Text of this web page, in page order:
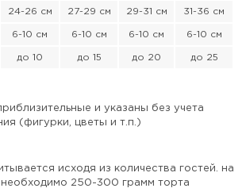
24-26 см 27-29 см 29-31 см 31-36 см
6-10 см 6-10 см 6-10 см 6-10 см
до 10 до 15 до 20 до 25
и указаны без учета
(фигурки, цветы и т.п.)
исходя из количества гостей. на
необходимо 250-300 грамм торта